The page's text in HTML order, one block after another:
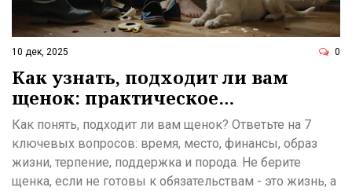
10 дек, 2025 0
Как узнать, подходит ли вам
щенок: практическое
руководство для будущих
владельцев
Как понять, подходит ли вам щенок? Ответьте на 7
ключевых вопросов: время, место, финансы, образ
жизни, терпение, поддержка и порода. Не берите
щенка, если не готовы к обязательствам - это жизнь, а